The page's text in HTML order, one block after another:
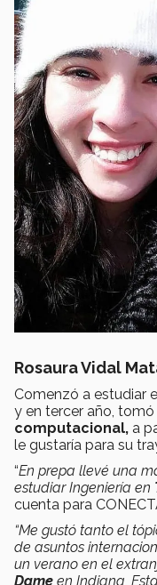
Rosaura Vidal
Comenzó a estudiar
y en tercer año,
computacional, a
le gustaría para su
“En prepa llevé una
estudiar Ingeniería en
cuenta para
“Me gustó tanto el
de asuntos
un verano en el
Dame en Indiana,